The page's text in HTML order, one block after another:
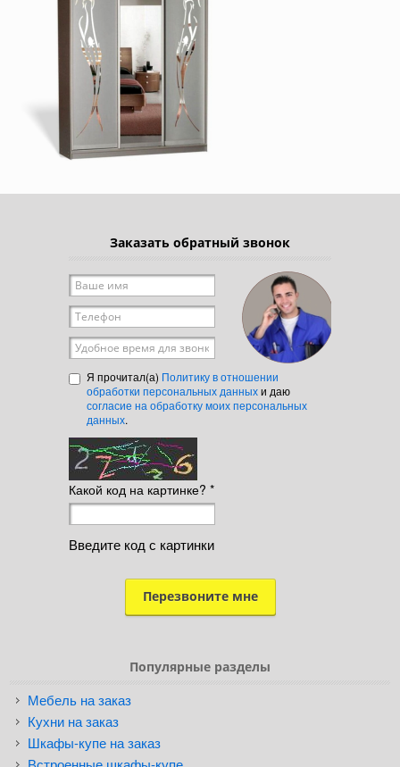
Заказать обратный звонок
Ваше имя
Телефон
Удобное время для звонка
Я прочитал(а) Политику в отношении
обработки персональных данныхи даю
согласие на обработку моих персональных
данных.
Какой код на картинке? *
Введите код с картинки
Популярные разделы
Мебель на заказ
Кухни на заказ
Шкафы-купе на заказ